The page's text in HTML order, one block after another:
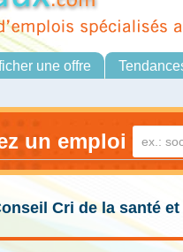
une offre
un emploi
Cri de la santé